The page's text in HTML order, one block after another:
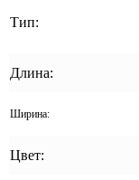
Тип:
Длина:
Ширина:
Цвет: